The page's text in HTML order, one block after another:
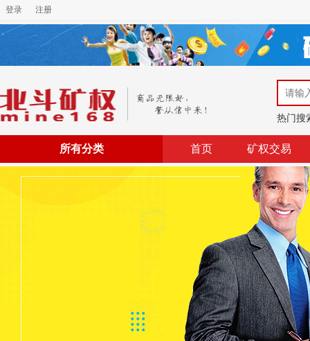
登录 注册
热门搜
所有分类 首页 矿权交易